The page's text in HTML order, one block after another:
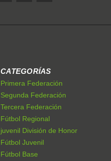
CATEGORÍAS
Primera Federación
Segunda Federación
Tercera Federación
Fútbol Regional
juvenil División de Honor
Fútbol Juvenil
Fútbol Base